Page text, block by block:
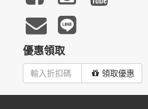
優惠領取
領取優惠